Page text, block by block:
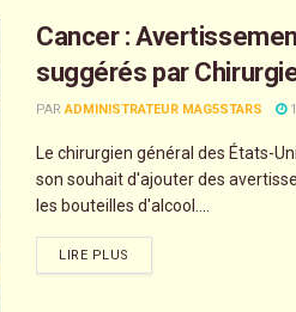
Cancer :
suggérés par
PAR ADMINISTRATEUR MAG5STARS
Le chirurgien général des États-
son souhait d'ajouter des
les bouteilles d'alcool....
LIRE PLUS